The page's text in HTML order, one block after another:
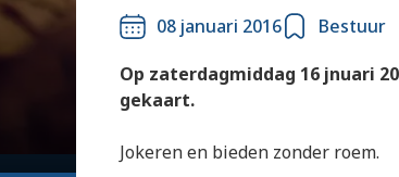
08 januari 2016
Bestuur
Op zaterdagmiddag 16 jnuari
gekaart.
Jokeren en bieden zonder roem.